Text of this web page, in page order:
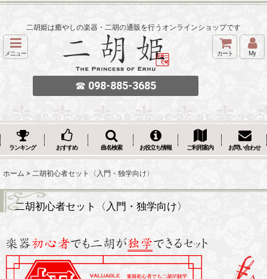
二胡姫は癒やしの楽器・二胡の通販を行うオンラインショップです
メニュー
☎ 098-885-3685
カート My
ランキング おすすめ 曲名検索 お役立ち情報 ご利用案内 お問い合わせ
ホーム > 二胡初心者セット〈入門・独学向け〉
二胡初心者セット〈入門・独学向け〉